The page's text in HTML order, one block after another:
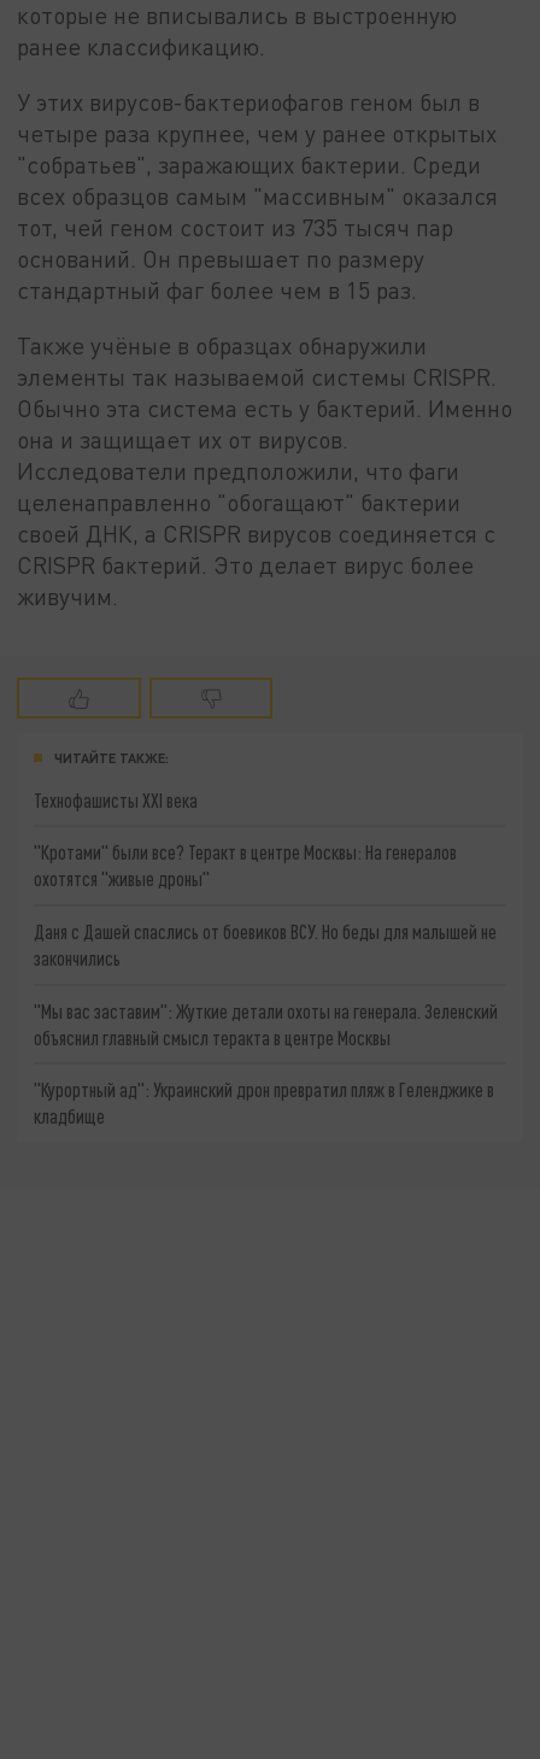
которые не вписывались в выстроенную
ранее классификацию.
У этих вирусов-бактериофагов геном был в
четыре раза крупнее, чем у ранее открытых
"собратьев", заражающих бактерии. Среди
всех образцов самым "массивным" оказался
тот, чей геном состоит из 735 тысяч пар
оснований. Он превышает по размеру
стандартный фаг более чем в 15 раз.
Также учёные в образцах обнаружили
элементы так называемой системы CRISPR.
Обычно эта система есть у бактерий. Именно
она и защищает их от вирусов.
Исследователи предположили, что фаги
целенаправленно "обогащают" бактерии
своей ДНК, а CRISPR вирусов соединяется с
CRISPR бактерий. Это делает вирус более
живучим.
ЧИТАЙТЕ ТАКЖЕ:
Технофашисты XXI века
"Кротами" были все? Теракт в центре Москвы: На генералов
охотятся "живые дроны"
Даня с Дашей спаслись от боевиков ВСУ. Но беды для малышей не
закончились
"Мы вас заставим": Жуткие детали охоты на генерала. Зеленский
объяснил главный смысл теракта в центре Москвы
"Курортный ад": Украинский дрон превратил пляж в Геленджике в
кладбище